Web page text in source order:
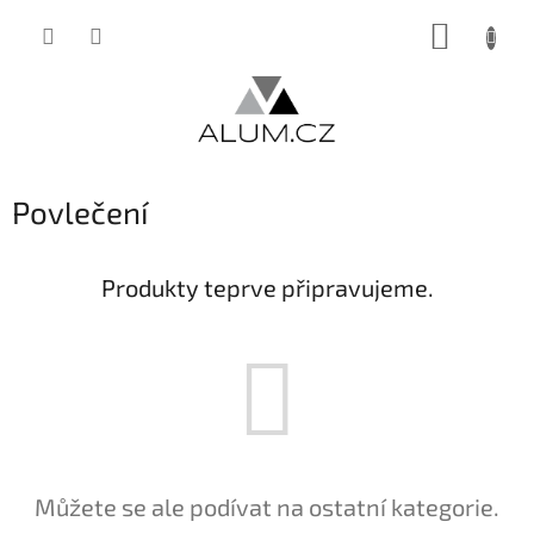
Povlečení
Produkty teprve připravujeme.
Můžete se ale podívat na ostatní kategorie.